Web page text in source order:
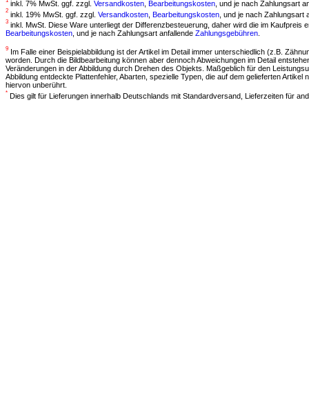
inkl. 7% MwSt. ggf. zzgl. Versandkosten Bearbeitungskosten , und je nach Zahlungsart
2 inkl. 19% MwSt. ggf. zzgl. Versandkosten Bearbeitungskosten , und je nach Zahlungsart
3 inkl. MwSt. Diese Ware unterliegt der Differenzbesteuerung, daher wird die im
Bearbeitungskosten , und je nach Zahlungsart anfallende Zahlungsgebühren
9
Im Falle einer Beispielabbildung ist der Artikel im Detail immer unterschiedlich (z.B.
worden. Durch die Bildbearbeitung können aber dennoch Abweichungen im Detail
Veränderungen in der Abbildung durch Drehen des Objekts. Maßgeblich für den
Abbildung entdeckte Plattenfehler, Abarten, spezielle Typen, die auf dem gelieferten
hiervon unberührt.
* Dies gilt für Lieferungen innerhalb Deutschlands mit Standardversand, Lieferzeiten für